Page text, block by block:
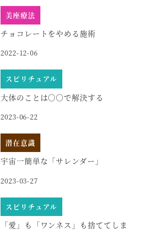
美座療法
チョコレートをやめる施術
2022-12-06
スピリチュアル
大体のことは○○で解決する
2023-06-22
潜在意識
宇宙一簡単な「サレンダー」
2023-03-27
スピリチュアル
「愛」も「ワンネス」も捨ててしま